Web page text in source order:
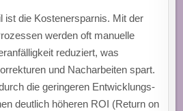
ist die Kostenersparnis. Mit der
werden oft manuelle
reduziert, was
und Nacharbeiten spart.
die geringeren Entwicklungs-
deutlich höheren ROI (Return on